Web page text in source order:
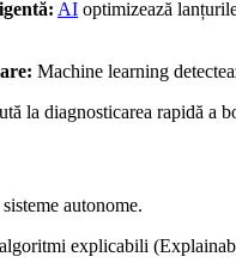
AI optimizează
Machine learning
la diagnosticarea rapidă a
autonome.
explicabili